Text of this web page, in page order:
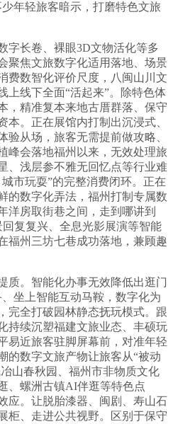
年轻旅客暗示，打磨特色文旅
长卷、裸眼3D文物活化等多
聚焦文旅数字化适用落地、场景
费数智化评价尺度，八闽山川文
上线下全面“活起来”。除特色体
，精准复本来地古厝群落、保守
本。正在展馆内打制出沉浸式、
验从场，旅客无需提前做攻略、
峰会落地福州以来，无效处理旅
、浅层参不雅无回忆点等行业难
市玩耍”的完整消费闭环。正在
的数字化弄法，福州打制专属数
洋房取街巷之间，走到哪讲到
复复兴、全息光影展演等智能
福州三坊七巷成功落地，兼顾趣
。智能化办事无效降低出逛门
坐上智能互动马鞍，数字化为
完全打破园林静态抚玩模式。跟
持续沉塑福建文旅业态、丰硕玩
易近旅客驻脚屏幕前，对准年轻
的数字文旅产物让旅客从“被动
山春秋园、福州市非物质文化
、螺洲古镇AI伴逛等特色点
应。让脱胎漆器、闽剧、寿山石
柜、走进公共视野。区别于保守